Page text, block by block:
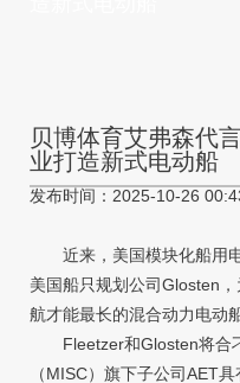
贝博体育艾弗森代
业打造新式电动船
发布时间：2025-10-26
近来，美国模块化船用电
美国船只规划公司Glosten
航才能最长的混合动力电动船
Fleetzer和Glosten将合
（MISC）旗下子公司AET